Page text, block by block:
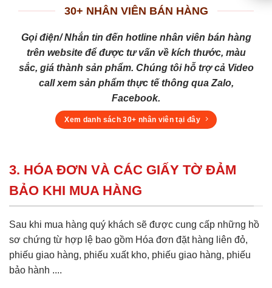
30+ NHÂN VIÊN BÁN HÀNG
Gọi điện/ Nhắn tin đến hotline nhân viên bán hàng
trên website để được tư vấn về kích thước, màu
sắc, giá thành sản phẩm. Chúng tôi hỗ trợ cả Video
call xem sản phẩm thực tế thông qua Zalo,
Facebook.
Xem danh sách 30+ nhân viên tại đây
3. HÓA ĐƠN VÀ CÁC GIẤY TỜ ĐẢM
BẢO KHI MUA HÀNG
Sau khi mua hàng quý khách sẽ được cung cấp những hồ
sơ chứng từ hợp lệ bao gồm Hóa đơn đặt hàng liên đỏ,
phiếu giao hàng, phiếu xuất kho, phiếu giao hàng, phiếu
bảo hành ....